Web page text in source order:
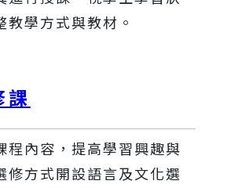
教學方式與教材。
課
程內容，提高學習興趣與
修方式開設語言及文化選